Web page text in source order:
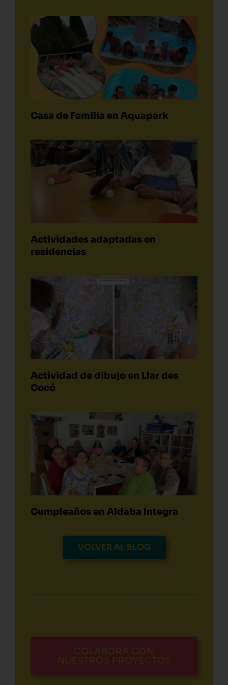
Casa de Familia en Aquapark
Actividades adaptadas en
residencias
Actividad de dibujo en Llar des
Cocó
Cumpleaños en Aldaba Integra
VOLVER AL BLOG
COLABORA CON
NUESTROS PROYECTOS